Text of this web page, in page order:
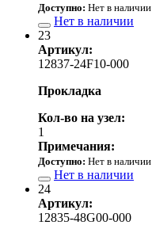
Доступно: Нет в наличии
Нет в наличии
23
Артикул:
12837-24F10-000
Прокладка
Кол-во на узел:
1
Примечания:
Доступно: Нет в наличии
Нет в наличии
24
Артикул:
12835-48G00-000